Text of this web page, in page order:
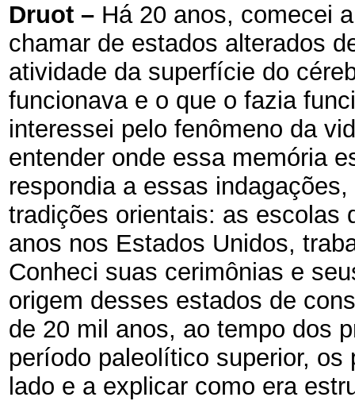
Druot – Há 20 anos, comecei
chamar de estados alterados
atividade da superfície do
funcionava e o que o fazia
interessei pelo fenômeno da
entender onde essa memória
respondia a essas
tradições orientais: as escolas
anos nos Estados Unidos,
Conheci suas cerimônias e
origem desses estados de
de 20 mil anos, ao tempo dos
período paleolítico superior,
lado e a explicar como era